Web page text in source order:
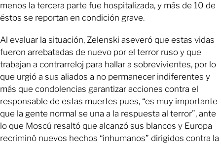
menos la tercera parte fue hospitalizada, y más de 10 de
éstos se reportan en condición grave.
Al evaluar la situación, Zelenski aseveró que estas vidas
fueron arrebatadas de nuevo por el terror ruso y que
trabajan a contrarreloj para hallar a sobrevivientes, por lo
que urgió a sus aliados a no permanecer indiferentes y
más que condolencias garantizar acciones contra el
responsable de estas muertes pues, “es muy importante
que la gente normal se una a la respuesta al terror”, ante
lo que Moscú resaltó que alcanzó sus blancos y Europa
recriminó nuevos hechos “inhumanos” dirigidos contra la